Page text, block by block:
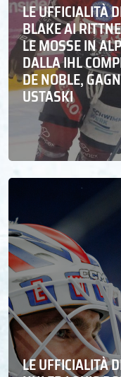
LE UFFICIALITÀ
BLAKE AI
LE MOSSE IN
DALLA IHL
DE NOBLE,
USTASKI
LE UFFICIALITÀ